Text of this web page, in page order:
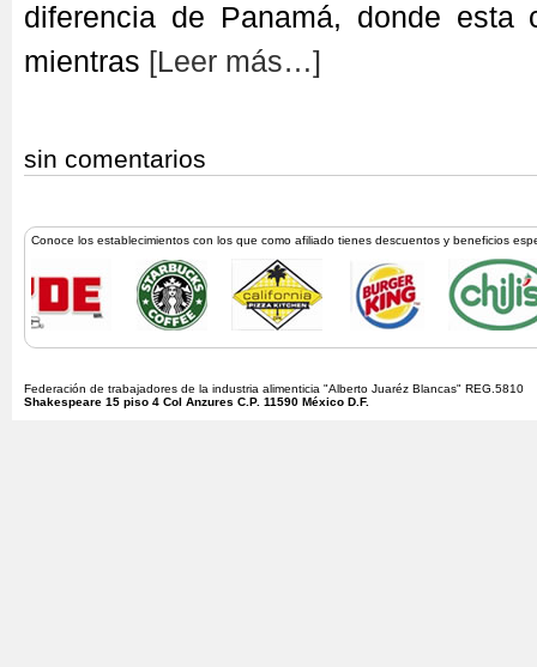
diferencia de Panamá, donde esta
mientras [Leer más…]
sin comentarios
Conoce los establecimientos con los que como afiliado tienes descuentos y beneficios
Federación de trabajadores de la industria alimenticia "Alberto Juaréz Blancas" REG.5810
Shakespeare 15 piso 4 Col Anzures C.P. 11590 México D.F.